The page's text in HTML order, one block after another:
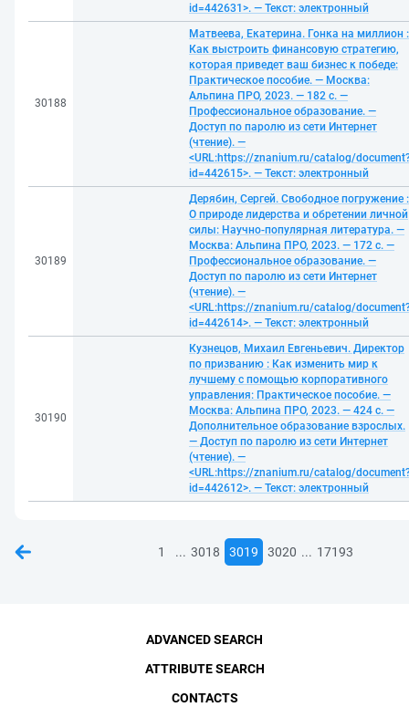
id=442631>. — Текст: электронный
30188
Матвеева, Екатерина. Гонка на миллион :
Как выстроить финансовую стратегию,
которая приведет ваш бизнес к победе:
Практическое пособие. — Москва:
Альпина ПРО, 2023. — 182 с. —
Профессиональное образование. —
Доступ по паролю из сети Интернет
(чтение). —
<URL:https://znanium.ru/catalog/
id=442615>. — Текст: электронный
30189
Дерябин, Сергей. Свободное погружение :
О природе лидерства и обретении личной
силы: Научно-популярная литература. —
Москва: Альпина ПРО, 2023. — 172 с. —
Профессиональное образование. —
Доступ по паролю из сети Интернет
(чтение). —
<URL:https://znanium.ru/catalog/
id=442614>. — Текст: электронный
30190
Кузнецов, Михаил Евгеньевич. Директор
по призванию : Как изменить мир к
лучшему с помощью корпоративного
управления: Практическое пособие. —
Москва: Альпина ПРО, 2023. — 424 с. —
Дополнительное образование взрослых.
— Доступ по паролю из сети Интернет
(чтение). —
<URL:https://znanium.ru/catalog/
id=442612>. — Текст: электронный
1 ... 3018 3019 3020 ... 17193
ADVANCED SEARCH
ATTRIBUTE SEARCH
CONTACTS